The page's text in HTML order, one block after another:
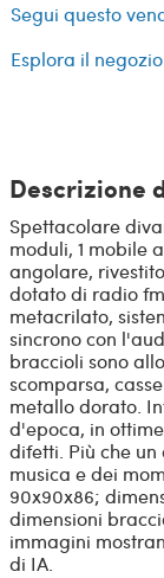
Segui questo
Esplora il
Descrizione
Spettacolare
moduli, 1 mobile
angolare,
dotato di radio
metacrilato,
sincrono con
braccioli sono
scomparsa,
metallo dorato.
d'epoca, in
difetti. Più che
musica e dei
90x90x86;
dimensioni
immagini
di IA.